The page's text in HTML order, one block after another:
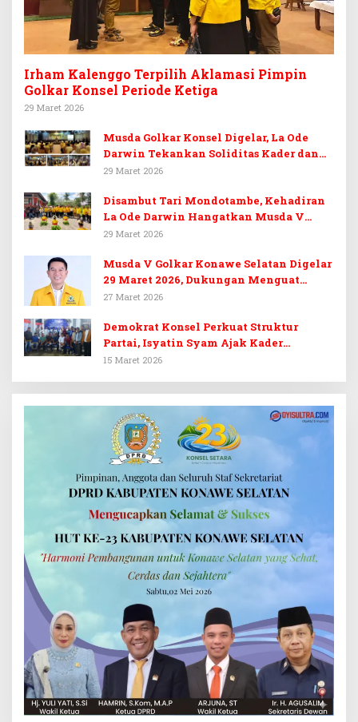
Irham Kalenggo Terpilih Aklamasi Pimpin
Golkar Konsel Periode Ketiga
29 Maret 2026
Musda Golkar Konsel Digelar, La Ode
Darwin Tekankan Soliditas Kader dan
Target 14 Kursi DPRD Konawe Selatan
29 Maret 2026
Disambut Tari Mondotambe, Kehadiran
La Ode Darwin Hangatkan Musda V
Golkar Konsel
29 Maret 2026
Musda V Golkar Konawe Selatan Digelar
29 Maret 2026, Dukungan Menguat
untuk Irham Kalenggo
27 Maret 2026
Demokrat Konsel Perkuat Struktur
Partai, Isyatin Syam Ajak Kader
Kembalikan Kejayaan
15 Maret 2026